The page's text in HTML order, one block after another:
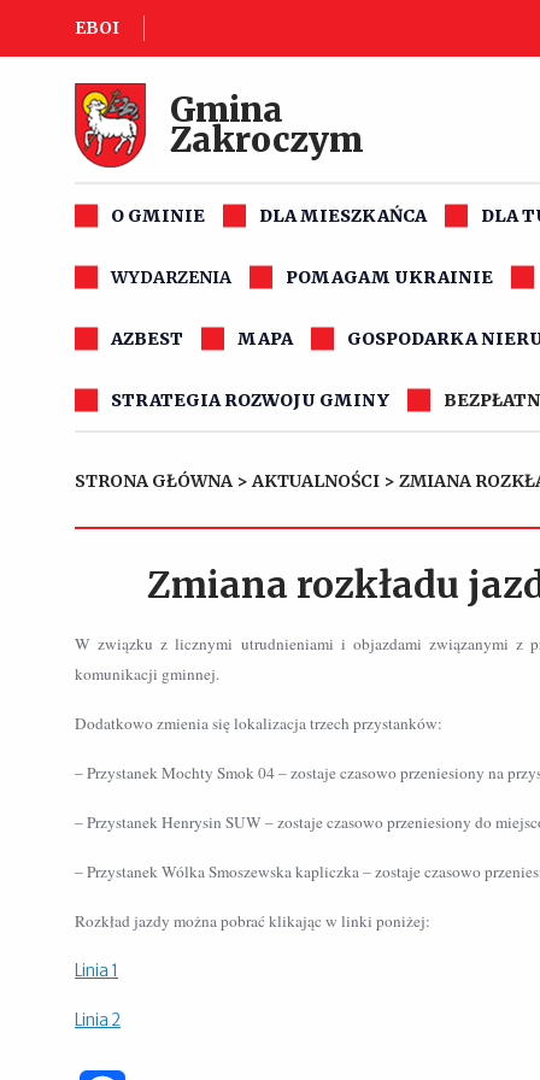
EBOI
Gmina
Zakroczym
O GMINIE DLA MIESZKAŃCA DLA
WYDARZENIA POMAGAM UKRAINIE
AZBEST MAPA GOSPODARKA
STRATEGIA ROZWOJU GMINY
STRONA GŁÓWNA >AKTUALNOŚCI > ZMIANA
Zmiana rozkładu
W związku z licznymi utrudnieniami i objazdami związanymi z
komunikacji gminnej.
Dodatkowo zmienia się lokalizacja trzech przystanków:
– Przystanek Mochty Smok 04 – zostaje czasowo przeniesiony na
– Przystanek Henrysin SUW – zostaje czasowo przeniesiony do
– Przystanek Wólka Smoszewska kapliczka – zostaje czasowo
Rozkład jazdy można pobrać klikając w linki poniżej:
Linia 1
Linia 2